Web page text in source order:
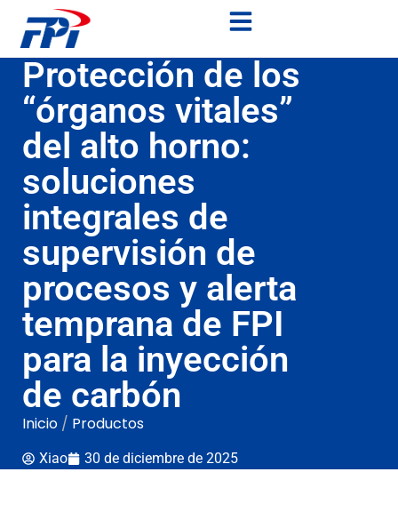
Protección de los
“órganos vitales”
del alto horno:
soluciones
integrales de
supervisión de
procesos y alerta
temprana de FPI
para la inyección
de carbón
Inicio / Productos
Xiao 30 de diciembre de 2025